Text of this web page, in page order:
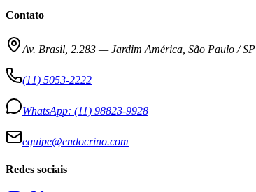
Contato
Av. Brasil, 2.283 —Jardim América, São Paulo / SP
(11) 5053-2222
WhatsApp: (11) 98823-9928
equipe@endocrino.com
Redes sociais